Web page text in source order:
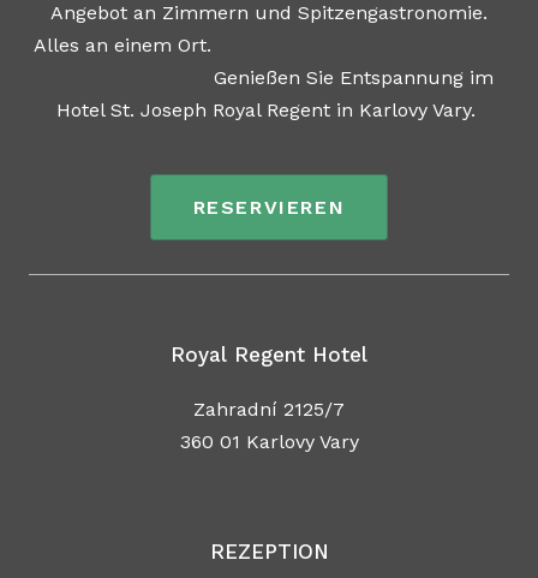
Angebot an Zimmern und Spitzengastronomie.
Alles an einem Ort.
Genießen Sie Entspannung im
Hotel St. Joseph Royal Regent in Karlovy Vary.
RESERVIEREN
Royal Regent Hotel
Zahradní 2125/7
360 01 Karlovy Vary
REZEPTION